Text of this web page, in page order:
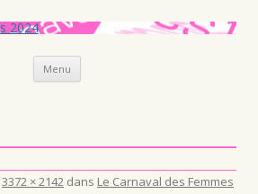
2024
Menu Aller au contenu principal
3372 × 2142 dans Le Carnaval des Femmes